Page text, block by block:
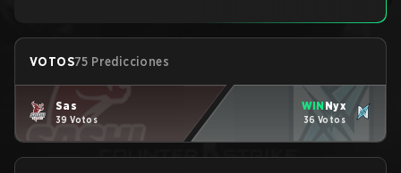
VOTOS75 Predicciones
Sas
39 Votos
WIN Nyx
36 Votos